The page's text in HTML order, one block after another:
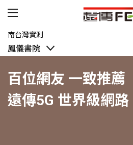
南台灣實測
鳳儀書院
鳳儀書院
5G用戶真實推薦
百位網友 一致推薦
遠傳5G 世界級網路